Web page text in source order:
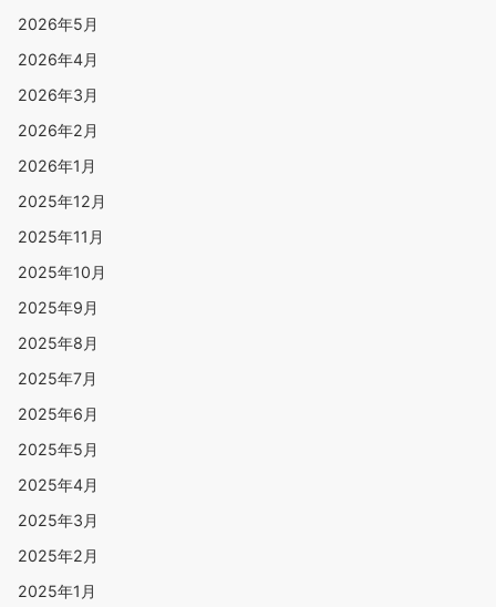
2026年5月
2026年4月
2026年3月
2026年2月
2026年1月
2025年12月
2025年11月
2025年10月
2025年9月
2025年8月
2025年7月
2025年6月
2025年5月
2025年4月
2025年3月
2025年2月
2025年1月